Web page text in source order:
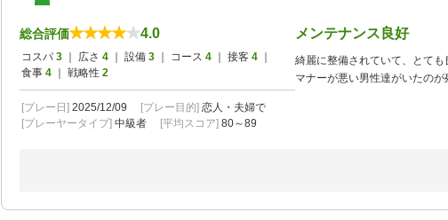
総合評価 4.0
コスパ 3 ｜ 広さ 4 ｜ 設備 3 ｜ コース 4 ｜ 接客 4
食事 4 ｜ 戦略性 2
[プレー日] 2025/12/09 [プレー目的] 恋人・夫婦で
[プレーヤータイプ] 中級者 [平均スコア] 80～89
メンテナンス良好
綺麗に整備されていて、とても
マナーが悪い男性達がいたのが